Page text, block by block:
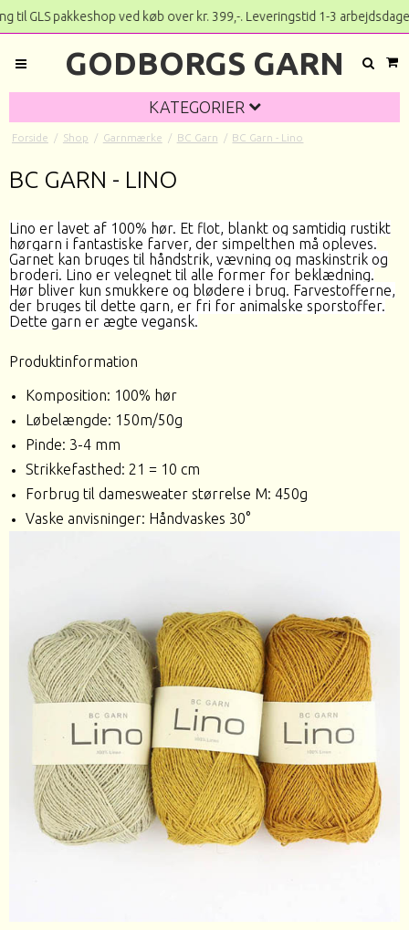
ved køb over kr. 399,-. Leveringstid 1-3
GODBORGS GARN
KATEGORIER
Forside / Shop / Garnmærke / BC Garn / BC Garn - Lino
BC GARN - LINO
Lino er lavet af 100% hør. Et flot, blankt og samtidig rustikt
hørgarn i fantastiske farver, der simpelthen må opleves.
Garnet kan bruges til håndstrik, vævning og maskinstrik og
broderi. Lino er velegnet til alle former for beklædning.
Hør bliver kun smukkere og blødere i brug. Farvestofferne,
der bruges til dette garn, er fri for animalske sporstoffer.
Dette garn er ægte vegansk.
Produktinformation
Komposition: 100% hør
Løbelængde: 150m/50g
Pinde: 3-4 mm
Strikkefasthed: 21 = 10 cm
Forbrug til damesweater størrelse M: 450g
Vaske anvisninger: Håndvaskes 30°